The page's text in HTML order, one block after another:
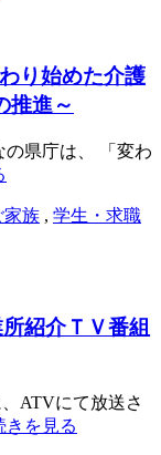
り始めた介護
推進～
の県庁は、 「変わ
家族 , 学生・求職
紹介ＴＶ番組
ATVにて放送さ
きを見る